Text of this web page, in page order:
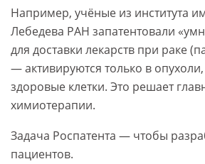
Например, учёные из института
Лебедева РАН запатентовали
для доставки лекарств при раке
— активируются только в
здоровые клетки. Это решает
химиотерапии.
Задача Роспатента — чтобы
пациентов.